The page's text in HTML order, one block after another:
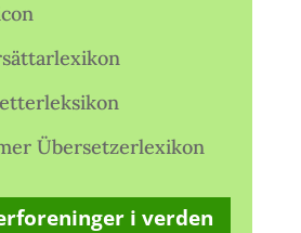
Übersetzerlexikon
i verden